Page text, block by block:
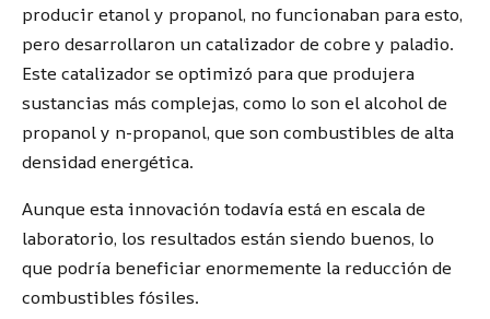
producir etanol y propanol, no funcionaban para esto,
pero desarrollaron un catalizador de cobre y paladio.
Este catalizador se optimizó para que produjera
sustancias más complejas, como lo son el alcohol de
propanol y n-propanol, que son combustibles de alta
densidad energética.
Aunque esta innovación todavía está en escala de
laboratorio, los resultados están siendo buenos, lo
que podría beneficiar enormemente la reducción de
combustibles fósiles.